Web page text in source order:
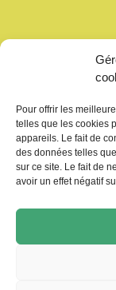
Pour offrir les
telles que les cookies
appareils. Le fait de
des données telles
sur ce site. Le fait de
avoir un effet négatif